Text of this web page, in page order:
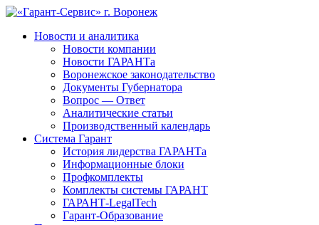
Новости и аналитика
Новости компании
Новости ГАРАНТа
Воронежское законодательство
Документы Губернатора
Вопрос — Ответ
Аналитические статьи
Производственный календарь
Система Гарант
История лидерства ГАРАНТа
Информационные блоки
Профкомплекты
Комплекты системы ГАРАНТ
ГАРАНТ-LegalTech
Гарант-Образование